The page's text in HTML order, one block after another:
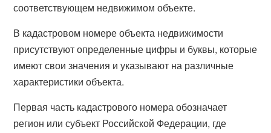
соответствующем недвижимом объекте.
В кадастровом номере объекта недвижимости
присутствуют определенные цифры и буквы, которые
имеют свои значения и указывают на различные
характеристики объекта.
Первая часть кадастрового номера обозначает
регион или субъект Российской Федерации, где